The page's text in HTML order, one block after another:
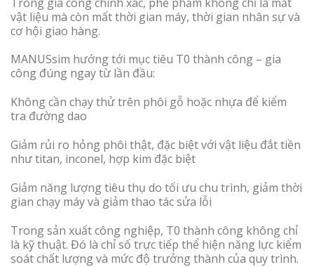
vật liệu mà còn mất thời gian máy, thời gian nhân sự và
cơ hội giao hàng.
MANUSsim hướng tới mục tiêu T0 thành công – gia
công đúng ngay từ lần đầu:
Không cần chạy thử trên phôi gỗ hoặc nhựa để kiểm
tra đường dao
Giảm rủi ro hỏng phôi thật, đặc biệt với vật liệu đắt tiền
như titan, inconel, hợp kim đặc biệt
Giảm năng lượng tiêu thụ do tối ưu chu trình, giảm thời
gian chạy máy và giảm thao tác sửa lỗi
Trong sản xuất công nghiệp, T0 thành công không chỉ
là kỹ thuật. Đó là chỉ số trực tiếp thể hiện năng lực kiểm
soát chất lượng và mức độ trưởng thành của quy trình.